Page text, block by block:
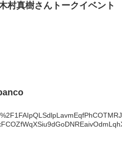
村真樹さんトークイベント